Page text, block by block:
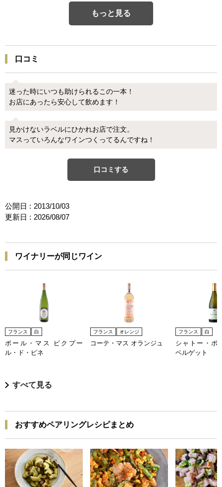
もっと見る
口コミ
迷った時にいつも助けられるこの一本！
お店にあったら安心して飲めます！
見かけないラベルにひかれお店で注文。
マスっていろんなワインつくってるんですね！
口コミする
公開日 : 2013/10/03
更新日 : 2026/08/07
ワイナリーが同じワイン
フランス 白
ポール・マス ピクプー
ル・ド・ピネ
フランス オレンジ
コーテ・マス オランジュ
フランス 白
シャトー・ポ
ベルゲット
すべて見る
おすすめペアリングレシピまとめ